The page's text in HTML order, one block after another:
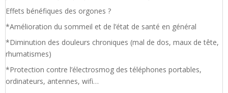
Effets bénéfiques des orgones ?
*Amélioration du sommeil et de l’état de santé en général
*Diminution des douleurs chroniques (mal de dos, maux de tête,
rhumatismes)
*Protection contre l’électrosmog des téléphones portables,
ordinateurs, antennes, wifi…